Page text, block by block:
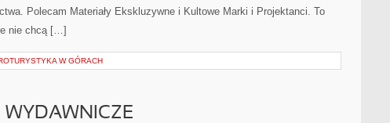
Polecam Materiały Ekskluzywne i Kultowe Marki i Projektanci. To
nie chcą […]
W GÓRACH
WYDAWNICZE